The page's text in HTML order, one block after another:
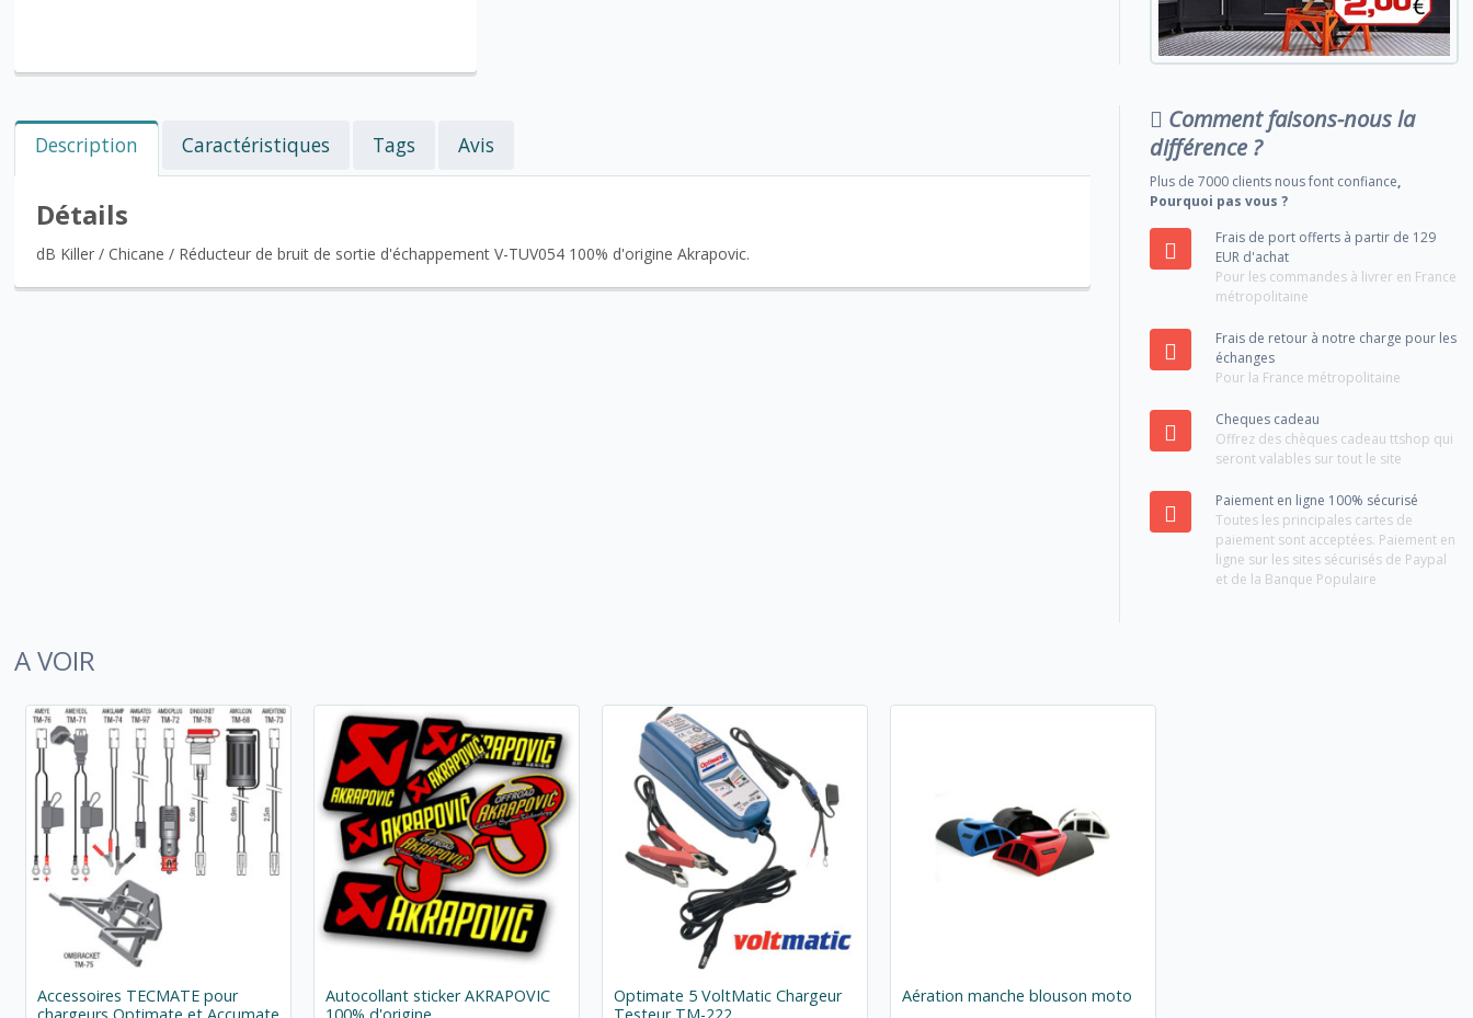
Description Caractéristiques Tags Avis
Détails
dB Killer / Chicane / Réducteur de bruit de sortie d'échappement V-TUV054 100% d'origine Akrapovic.
Comment faisons-nous la
différence ?
Plus de 7000 clients nous font confiance,
Pourquoi pas vous ?
Frais de port offerts à partir de 129
EUR d'achat
Pour les commandes à livrer en France
métropolitaine
Frais de retour à notre charge pour les
échanges
Pour la France métropolitaine
Cheques cadeau
Offrez des chèques cadeau ttshop qui
seront valables sur tout le site
Paiement en ligne 100% sécurisé
Toutes les principales cartes de
paiement sont acceptées. Paiement en
ligne sur les sites sécurisés de Paypal
et de la Banque Populaire
A VOIR
Accessoires TECMATE pour
Autocollant sticker AKRAPOVIC
Optimate 5 VoltMatic Chargeur
Aération manche blouson moto